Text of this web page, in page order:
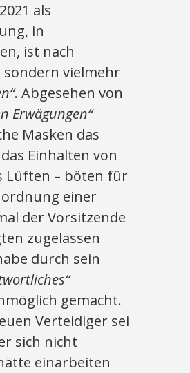
als
in
ist nach
sondern vielmehr
. Abgesehen von
Erwägungen“
Masken das
Einhalten von
Lüften – böten für
einer
der Vorsitzende
zugelassen
durch sein
gemacht.
Verteidiger sei
sich nicht
einarbeiten